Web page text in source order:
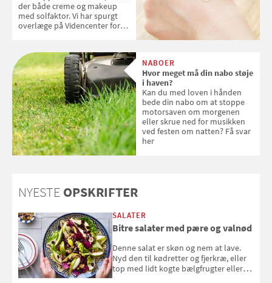
der både creme og makeup
med solfaktor. Vi har spurgt
overlæge på Videncenter for
med SPF kan erstatte
solcreme, når man bevæger
sig ud i solen
NABOER
Hvor meget må din nabo støje
i haven?
Kan du med loven i hånden
bede din nabo om at stoppe
motorsaven om morgenen
eller skrue ned for musikken
ved festen om natten? Få svar
her
NYESTE OPSKRIFTER
SALATER
Bitre salater med pære og valnød
Denne salat er skøn og nem at lave.
Nyd den til kødretter og fjerkræ, eller
top med lidt kogte bælgfrugter eller